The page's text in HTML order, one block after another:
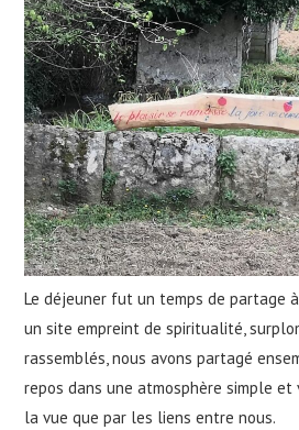
Le déjeuner fut un temps de partage à
un site empreint de spiritualité,
rassemblés, nous avons partagé
repos dans une atmosphère simple
la vue que par les liens entre nous.